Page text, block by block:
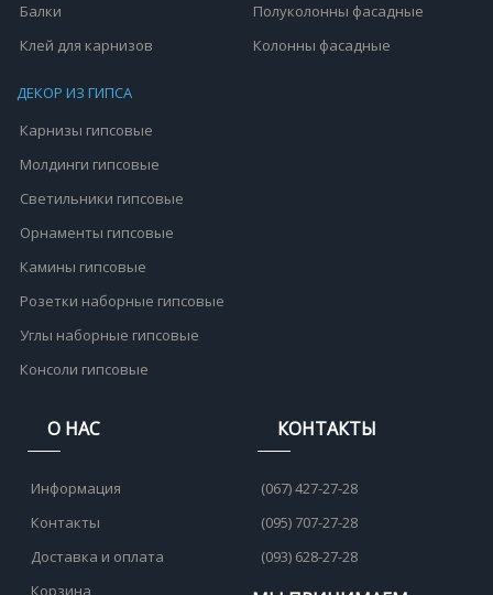
Балки
Клей для карнизов
Полуколонны фасадные
Колонны фасадные
ДЕКОР ИЗ ГИПСА
Карнизы гипсовые
Молдинги гипсовые
Светильники гипсовые
Орнаменты гипсовые
Камины гипсовые
Розетки наборные гипсовые
Углы наборные гипсовые
Консоли гипсовые
О НАС
Информация
Контакты
Доставка и оплата
Корзина
КОНТАКТЫ
(067) 427-27-28
(095) 707-27-28
(093) 628-27-28